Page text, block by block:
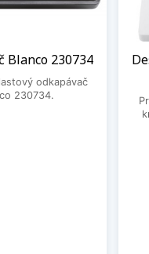
Blanco 230734
odkapávač
230734.